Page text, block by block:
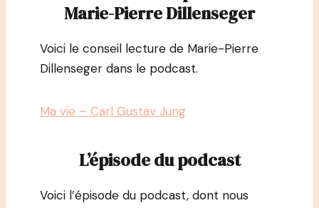
Marie-Pierre Dillenseger
Voici le conseil lecture de Marie-Pierre
Dillenseger dans le podcast.
Ma vie – Carl Gustav Jung
L’épisode du podcast
Voici l’épisode du podcast, dont nous